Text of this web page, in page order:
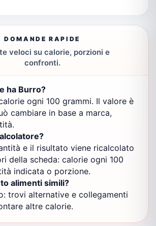
DOMANDE RAPIDE
veloci su calorie, porzioni e
confronti.
ha Burro?
ogni 100 grammi. Il valore è
cambiare in base a marca,
e il risultato viene ricalcolato
della scheda: calorie ogni 100
indicata o porzione.
alimenti simili?
trovi alternative e collegamenti
altre calorie.